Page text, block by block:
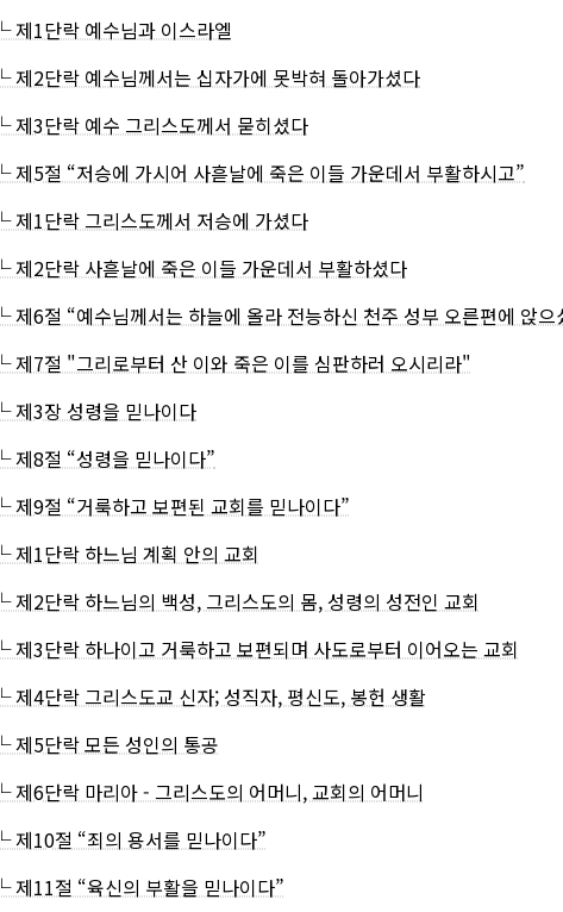
└ 제1단락 예수님과 이스라엘
└ 제2단락 예수님께서는 십자가에 못박혀 돌아가셨다
└ 제3단락 예수 그리스도께서 묻히셨다
└ 제5절 “저승에 가시어 사흗날에 죽은 이들 가운데서 부활하시고”
└ 제1단락 그리스도께서 저승에 가셨다
└ 제2단락 사흗날에 죽은 이들 가운데서 부활하셨다
└ 제6절 “예수님께서는 하늘에 올라 전능하신 천주 성부 오른편에 앉으
└ 제7절 "그리로부터 산 이와 죽은 이를 심판하러 오시리라"
└ 제3장 성령을 믿나이다
└ 제8절 “성령을 믿나이다”
└ 제9절 “거룩하고 보편된 교회를 믿나이다”
└ 제1단락 하느님 계획 안의 교회
└ 제2단락 하느님의 백성, 그리스도의 몸, 성령의 성전인 교회
└ 제3단락 하나이고 거룩하고 보편되며 사도로부터 이어오는 교회
└ 제4단락 그리스도교 신자; 성직자, 평신도, 봉헌 생활
└ 제5단락 모든 성인의 통공
└ 제6단락 마리아 - 그리스도의 어머니, 교회의 어머니
└ 제10절 “죄의 용서를 믿나이다”
└ 제11절 “육신의 부활을 믿나이다”